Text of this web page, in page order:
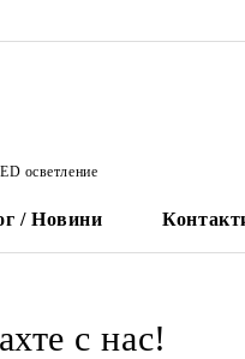
осветление
/ Новини
с нас!